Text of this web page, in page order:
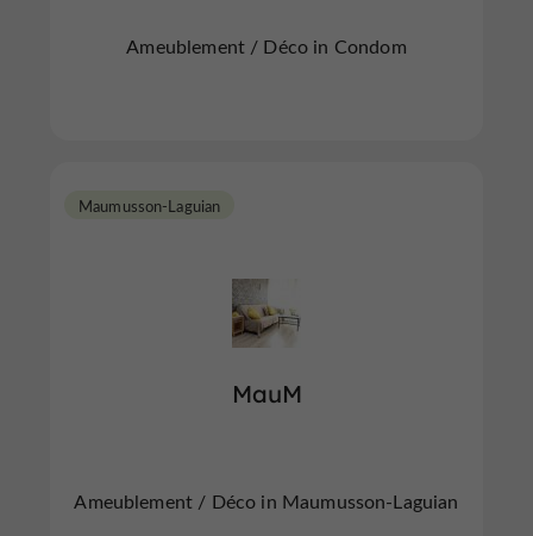
Ameublement / Déco in Condom
MauM
Maumusson-Laguian
Ameublement / Déco in Maumusson-Laguian